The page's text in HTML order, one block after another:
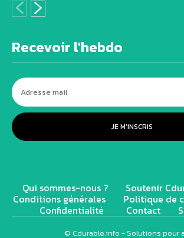
Recevoir l'hebdo
JE M'INSCRIS
Qui sommes-nous ? Soutenir
Conditions générales Politique de
Confidentialité Contact
© Cdurable.info - Solutions pour